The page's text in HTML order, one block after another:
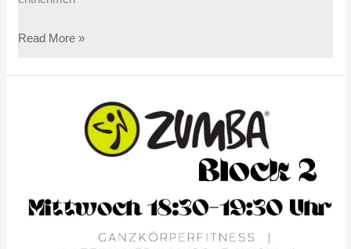
Read More »